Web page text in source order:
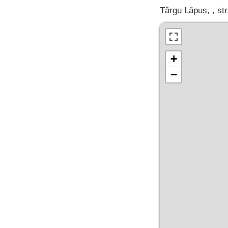
Târgu Lăpuș, ,
+
−